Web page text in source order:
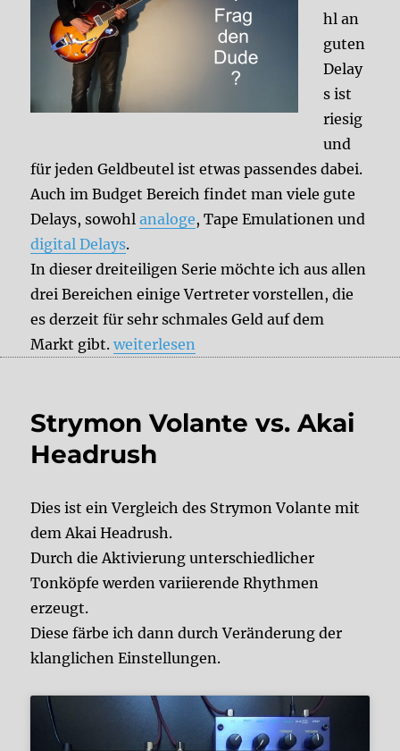
hl an
guten
Delay
s ist
riesig
und
für jeden Geldbeutel ist etwas passendes dabei.
Auch im Budget Bereich findet man viele gute
Delays, sowohlanaloge, Tape Emulationen und
digital Delays.
In dieser dreiteiligen Serie möchte ich aus allen
drei Bereichen einige Vertreter vorstellen, die
es derzeit für sehr schmales Geld auf dem
Markt gibt.„Budget Delays Teil III“
weiterlesen
Strymon Volante vs. Akai
Headrush
Dies ist ein Vergleich des Strymon Volante mit
dem Akai Headrush.
Durch die Aktivierung unterschiedlicher
Tonköpfe werden variierende Rhythmen
erzeugt.
Diese färbe ich dann durch Veränderung der
klanglichen Einstellungen.